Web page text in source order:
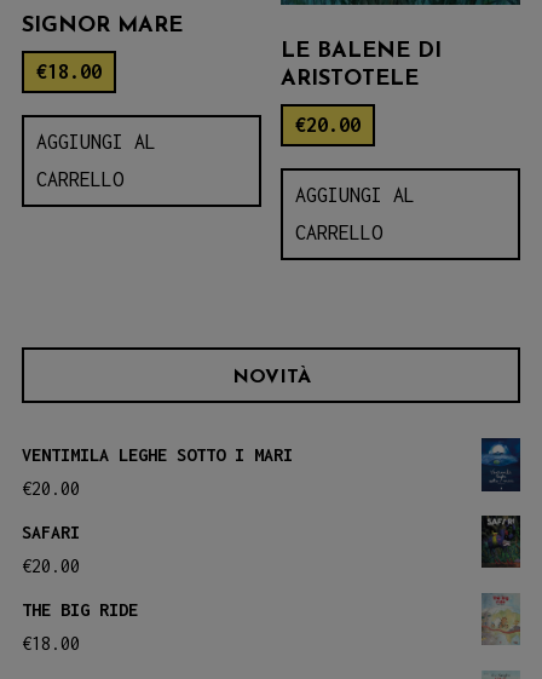
SIGNOR MARE
€18.00
AGGIUNGI AL
CARRELLO
LE BALENE DI
ARISTOTELE
€20.00
AGGIUNGI AL
CARRELLO
NOVITÀ
VENTIMILA LEGHE SOTTO I MARI
€20.00
SAFARI
€20.00
THE BIG RIDE
€18.00